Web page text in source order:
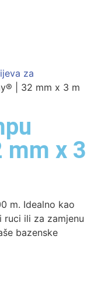
za
| 32 mm x 3 m
mm x 3
m. Idealno kao
ili za zamjenu
bazenske